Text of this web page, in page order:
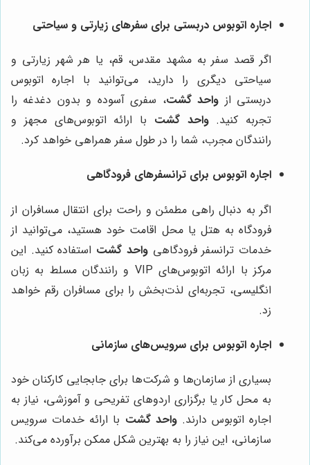
اجاره اتوبوس دربستی برای سفرهای زیارتی و سیاحتی
اگر قصد سفر به مشهد مقدس، قم، یا هر شهر زیارتی و
سیاحتی دیگری را دارید، می‌توانید با اجاره اتوبوس
دربستی از واحد گشت، سفری آسوده و بدون دغدغه را
تجربه کنید.واحد گشت با ارائه اتوبوس‌های مجهز و
رانندگان مجرب، شما را در طول سفر همراهی خواهد کرد.
اجاره اتوبوس برای ترانسفرهای فرودگاهی
اگر به دنبال راهی مطمئن و راحت برای انتقال مسافران از
فرودگاه به هتل یا محل اقامت خود هستید، می‌توانید از
خدمات ترانسفر فرودگاهیواحد گشت استفاده کنید. این
مرکز با ارائه اتوبوس‌های VIP و رانندگان مسلط به زبان
انگلیسی، تجربه‌ای لذت‌بخش را برای مسافران رقم خواهد
زد.
اجاره اتوبوس برای سرویس‌های سازمانی
بسیاری از سازمان‌ها و شرکت‌ها برای جابجایی کارکنان خود
به محل کار یا برگزاری اردوهای تفریحی و آموزشی، نیاز به
اجاره اتوبوس دارند.واحد گشت با ارائه خدمات سرویس
سازمانی، این نیاز را به بهترین شکل ممکن برآورده می‌کند.